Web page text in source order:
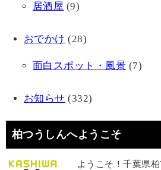
居酒屋 (9)
おでかけ (28)
面白スポット・風景 (7)
お知らせ (332)
柏つうしんへようこそ
ようこそ！千葉県